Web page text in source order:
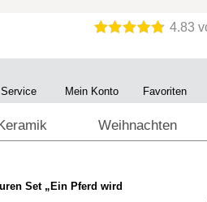
Service Mein Konto Favoriten
Weihnachten
Set „Ein Pferd wird